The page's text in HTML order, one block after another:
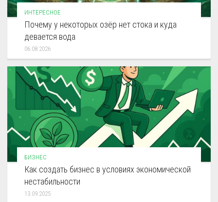
ИНТЕРЕСНОЕ
Почему у некоторых озёр нет стока и куда
девается вода
06.08.2026
БИЗНЕС
Как создать бизнес в условиях экономической
нестабильности
13.09.2025